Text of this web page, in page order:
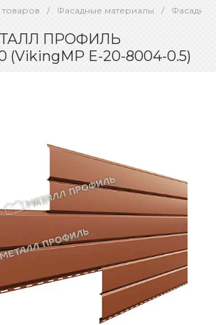
товаров / Фасадные материалы /
ПРОФИЛЬ
(VikingMP E-20-8004-0.5)